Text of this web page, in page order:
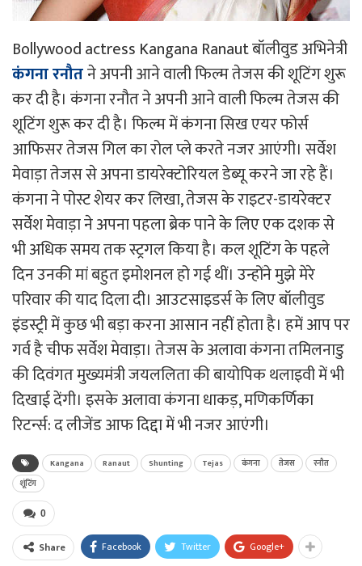
Bollywood actress Kangana Ranaut बॉलीवुड अभिनेत्री
कंगना रनौतने अपनी आने वाली फिल्म तेजस की शूटिंग शुरू
कर दी है। कंगना रनौत ने अपनी आने वाली फिल्म तेजस की
शूटिंग शुरू कर दी है। फिल्म में कंगना सिख एयर फोर्स
आफिसर तेजस गिल का रोल प्ले करते नजर आएंगी। सर्वेश
मेवाड़ा तेजस से अपना डायरेक्टोरियल डेब्यू करने जा रहे हैं।
कंगना ने पोस्ट शेयर कर लिखा, तेजस के राइटर-डायरेक्टर
सर्वेश मेवाड़ा ने अपना पहला ब्रेक पाने के लिए एक दशक से
भी अधिक समय तक स्ट्रगल किया है। कल शूटिंग के पहले
दिन उनकी मां बहुत इमोशनल हो गई थीं। उन्होंने मुझे मेरे
परिवार की याद दिला दी। आउटसाइडर्स के लिए बॉलीवुड
इंडस्ट्री में कुछ भी बड़ा करना आसान नहीं होता है। हमें आप पर
गर्व है चीफ सर्वेश मेवाड़ा। तेजस के अलावा कंगना तमिलनाडु
की दिवंगत मुख्यमंत्री जयललिता की बायोपिक थलाइवी में भी
दिखाई देंगी। इसके अलावा कंगना धाकड़, मणिकर्णिका
रिटर्न्स: द लीजेंड आफ दिद्दा में भी नजर आएंगी।
Kangana Ranaut Shunting Tejas कंगना तेजस
रनौत
शूंटिंग
0
Share Facebook Twitter Google+